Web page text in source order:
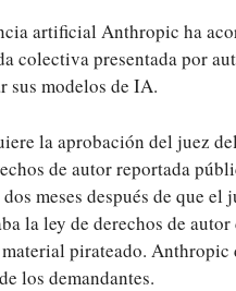
artificial Anthropic ha
colectiva presentada por
sus modelos de IA.
la aprobación del juez
de autor reportada
meses después de que
la ley de derechos de
pirateado.
los demandantes.